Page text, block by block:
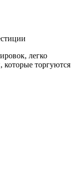
легко
которые торгуются